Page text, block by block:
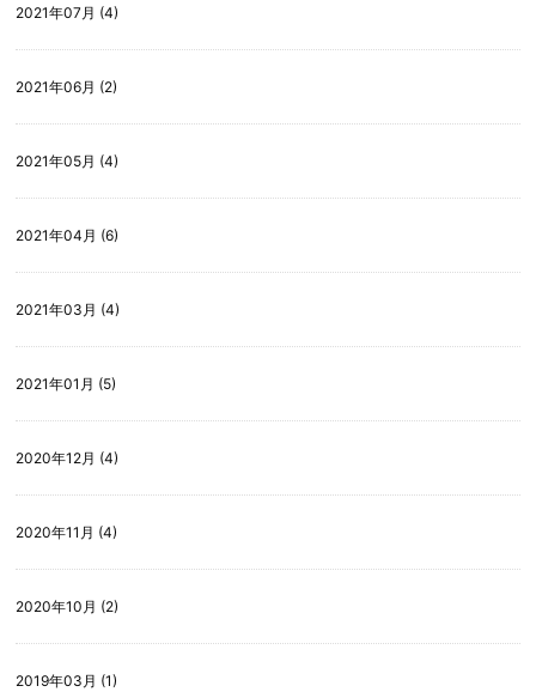
2021年07月 (4)
2021年06月 (2)
2021年05月 (4)
2021年04月 (6)
2021年03月 (4)
2021年01月 (5)
2020年12月 (4)
2020年11月 (4)
2020年10月 (2)
2019年03月 (1)